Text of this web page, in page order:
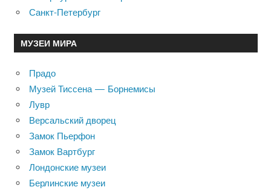
Санкт-Петербург
МУЗЕИ МИРА
Прадо
Музей Тиссена — Борнемисы
Лувр
Версальский дворец
Замок Пьерфон
Замок Вартбург
Лондонские музеи
Берлинские музеи